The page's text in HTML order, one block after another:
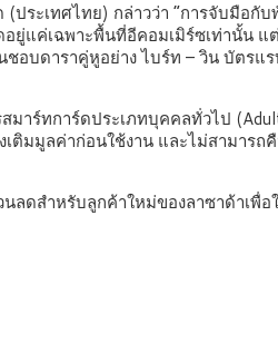
ระเทศไทย) กล่าวว่า “การจับมือ
ค่เฉพาะพื้นที่อีคอมเมิร์ซเท่านั้น แ
อบดาราคู่หูอย่าง ไบร์ท – วิน บัตร
มาร์ทการ์ดประเภทบุคคลทั่วไป
ติมมูลค่าก่อนใช้งาน และไม่สามา
ดสำหรับลูกค้าใหม่ของลาซาด้าเพื่